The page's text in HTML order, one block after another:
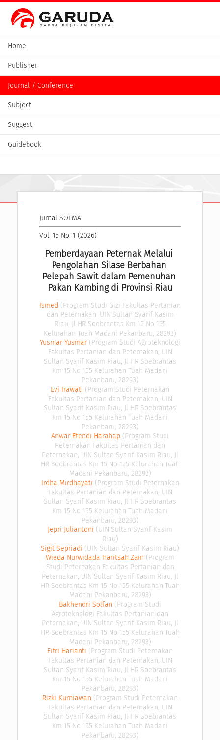
Home
Publisher
Journal / Conference
Subject
Suggest
Guidebook
Jurnal SOLMA
Vol. 15 No. 1 (2026)
Pemberdayaan Peternak Melalui
Pengolahan Silase Berbahan
Pelepah Sawit dalam Pemenuhan
Pakan Kambing di Provinsi Riau
Ismed (Program Studi Gizi Fakultas Pertanian
dan Peternakan, UIN Sultan Syarif Kasim
Riau, Jl HR Soebrantas Km 15 No 155
Kelurahan Tuah Madani Pekanbaru, 28293)
Yusmar Yusmar (Program Studi Agroteknologi
Fakultas Pertanian dan Peternakan, UIN
Sultan Syarif Kasim Riau, Jl HR Soebrantas
Km 15 No 155 Kelurahan Tuah Madani
Pekanbaru, 28293)
Evi Irawati (Program Studi Peternakan
Fakultas Pertanian dan Peternakan, UIN
Sultan Syarif Kasim Riau, Jl HR Soebrantas
Km 15 No 155 Kelurahan Tuah Madani
Pekanbaru, 28293)
Anwar Efendi Harahap (Program Studi
Peternakan Fakultas Pertanian dan
Peternakan, UIN Sultan Syarif Kasim Riau, Jl
HR Soebrantas Km 15 No 155 Kelurahan Tuah
Madani Pekanbaru, 28293)
Irdha Mirdhayati (Program Studi Peternakan
Fakultas Pertanian dan Peternakan, UIN
Sultan Syarif Kasim Riau, Jl HR Soebrantas
Km 15 No 155 Kelurahan Tuah Madani
Pekanbaru, 28293)
Jepri Juliantoni (UIN Sultan Syarif Kasim
Riau)
Sigit Sepriadi (UIN Sultan Syarif Kasim Riau)
Wieda Nurwidada Haritsah Zain (Program
Studi Peternakan Fakultas Pertanian dan
Peternakan, UIN Sultan Syarif Kasim Riau, Jl
HR Soebrantas Km 15 No 155 Kelurahan Tuah
Madani Pekanbaru, 28293)
Bakhendri Solfan (Program Studi
Agroteknologi Fakultas Pertanian dan
Peternakan, UIN Sultan Syarif Kasim Riau, Jl
HR Soebrantas Km 15 No 155 Kelurahan Tuah
Madani Pekanbaru, 28293)
Fitri Harianti (Program Studi Peternakan
Fakultas Pertanian dan Peternakan, UIN
Sultan Syarif Kasim Riau, Jl HR Soebrantas
Km 15 No 155 Kelurahan Tuah Madani
Pekanbaru, 28293)
Rizki Kurniawan (Program Studi Peternakan
Fakultas Pertanian dan Peternakan, UIN
Sultan Syarif Kasim Riau, Jl HR Soebrantas
Km 15 No 155 Kelurahan Tuah Madani
Pekanbaru, 28293)